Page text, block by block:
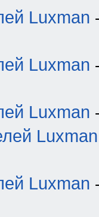
Luxman
Luxman
Luxman
Luxman
Luxman